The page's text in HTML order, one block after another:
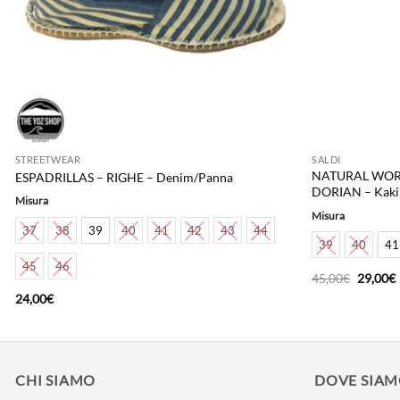
STREETWEAR
ESPADRILLAS – RIGHE – Denim/Panna
Misura
37 38 39 40 41 42 43 44
45 46
24,00€
SALDI
NATURAL
DORIAN – Kaki
Misura
39 40 41
45,00€ Il
prezzo
29,00€Il
CHI SIAMO DOVE